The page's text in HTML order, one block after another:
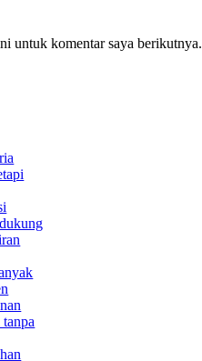
untuk komentar saya berikutnya.